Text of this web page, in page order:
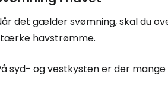
det gælder svømning, skal du
havstrømme.
syd- og vestkysten er der